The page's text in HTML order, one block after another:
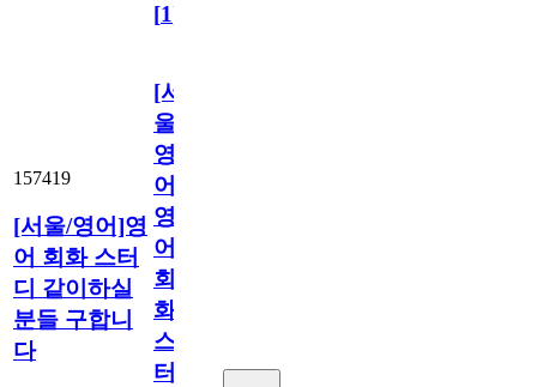
[1]
157419
[서울/영어]영
어 회화 스터
디 같이하실
분들 구합니
다
[서
울/
영
어]
영
어
회
화
스
터